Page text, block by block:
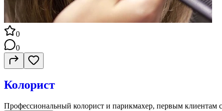
0
0
Колорист
Профессиональный колорист и парикмахер, первым